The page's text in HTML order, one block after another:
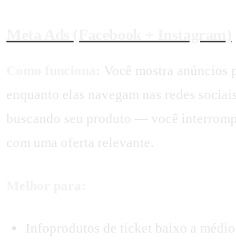
Você mostra anúncios
enquanto elas navegam nas redes
buscando seu produto — você
com uma oferta relevante.
Infoprodutos de ticket baixo a